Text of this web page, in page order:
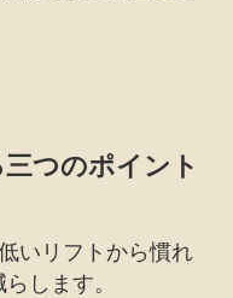
つのポイント
いリフトから慣れ
します。